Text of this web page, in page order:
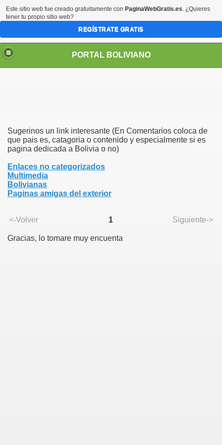
PORTAL BOLIVIANO
Sugerinos un link interesante (En Comentarios coloca de
que pais es, catagoria o contenido y especialmente si es
pagina dedicada a Bolivia o no)
Enlaces no categorizados
Multimedia
Bolivianas
Paginas amigas del exterior
<-Volver 1 Siguiente->
Gracias, lo tomare muy encuenta
Este sitio web fue creado gratuitamente con PaginaWebGratis.es. ¿Quieres
tener tu propio sitio web?
REGÍSTRATE GRATIS